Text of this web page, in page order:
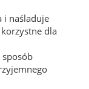
i naśladuje
dla
sposób